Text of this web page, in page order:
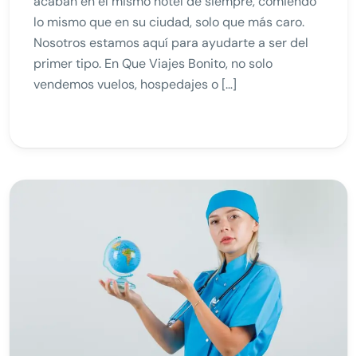
lo mismo que en su ciudad, solo que más caro.
Nosotros estamos aquí para ayudarte a ser del
primer tipo. En Que Viajes Bonito, no solo
vendemos vuelos, hospedajes o […]